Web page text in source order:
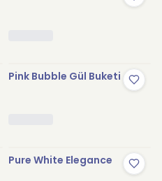
Pink Bubble Gül Buketi
Pure White Elegance